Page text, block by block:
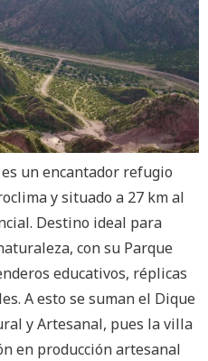
es un encantador refugio
y situado a 27 km al
Destino ideal para
con su Parque
educativos, réplicas
A esto se suman el Dique
y Artesanal, pues la villa
en producción artesanal